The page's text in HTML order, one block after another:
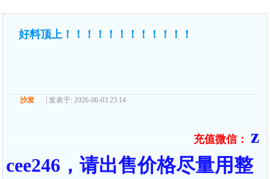
好料顶上！！！！！！！！！！！！
沙发 | 发表于: 2026-06-03 23:14
充值微信：
z
cee246，请出售价格尽量用整